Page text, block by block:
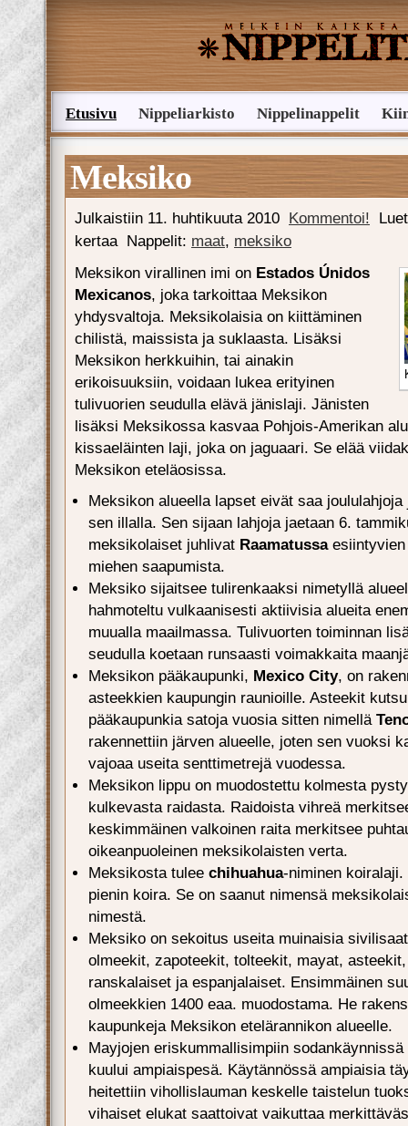
Etusivu Nippeliarkisto Nippelinappelit
Lähetä nippelivinkki
Meksiko
Julkaistiin 11. huhtikuuta 2010 Kommentoi!
kertaa Nappelit: maat, meksiko
Meksikon virallinen imi on Estados Únidos
Mexicanos, joka tarkoittaa Meksikon
yhdysvaltoja. Meksikolaisia on kiittäminen
chilistä, maissista ja suklaasta. Lisäksi
Meksikon herkkuihin, tai ainakin
erikoisuuksiin, voidaan lukea erityinen
tulivuorien seudulla elävä jänislaji. Jänisten
lisäksi Meksikossa kasvaa Pohjois-Amerikan
kissaeläinten laji, joka on jaguaari. Se elää
Meksikon eteläosissa.
Meksikon alueella lapset eivät saa joululahjoja
sen illalla. Sen sijaan lahjoja jaetaan 6.
meksikolaiset juhlivat Raamatussaesiintyvien
miehen saapumista.
Meksiko sijaitsee tulirenkaaksi nimetyllä
hahmoteltu vulkaanisesti aktiivisia alueita
muualla maailmassa. Tulivuorten toiminnan
seudulla koetaan runsaasti voimakkaita
Meksikon pääkaupunki, Mexico City, on
asteekkien kaupungin raunioille. Asteekit
pääkaupunkia satoja vuosia sitten nimellä
rakennettiin järven alueelle, joten sen vuoksi
vajoaa useita senttimetrejä vuodessa.
Meksikon lippu on muodostettu kolmesta
kulkevasta raidasta. Raidoista vihreä
keskimmäinen valkoinen raita merkitsee
oikeanpuoleinen meksikolaisten verta.
Meksikosta tulee chihuahua-niminen koiralaji.
pienin koira. Se on saanut nimensä
nimestä.
Meksiko on sekoitus useita muinaisia
olmeekit, zapoteekit, tolteekit, mayat,
ranskalaiset ja espanjalaiset. Ensimmäinen
olmeekkien 1400 eaa. muodostama. He
kaupunkeja Meksikon etelärannikon alueelle.
Mayjojen eriskummallisimpiin
kuului ampiaispesä. Käytännössä ampiaisia
heitettiin vihollislauman keskelle taistelun
vihaiset elukat saattoivat vaikuttaa